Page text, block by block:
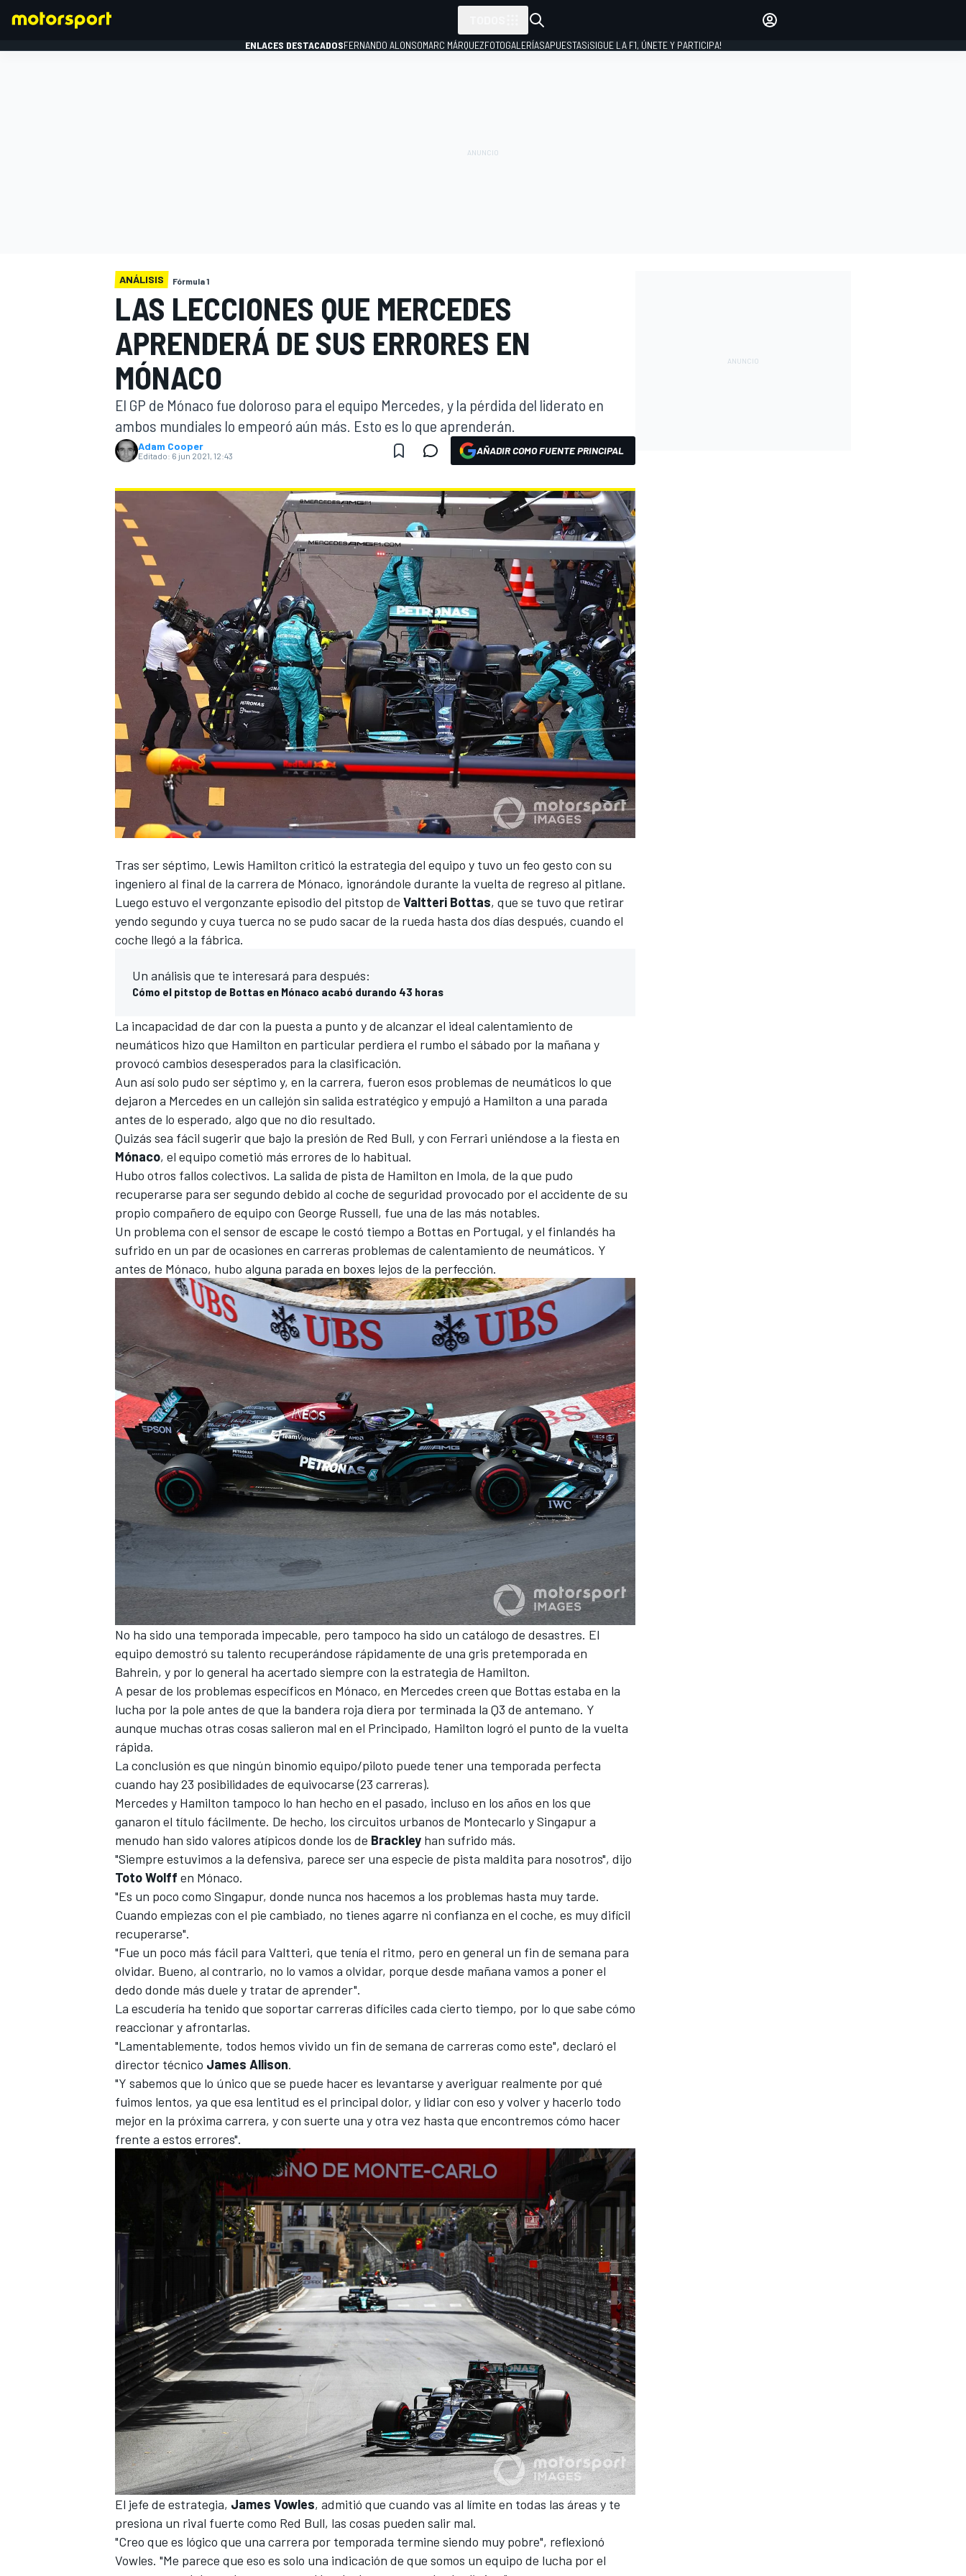
INDYCAR
FÓRMULA E
MÁS CATEGORÍAS
ENLACES DESTACADOSFERNANDO ALONSOMARC MÁRQUEZFOTOGALERÍASAPUESTAS¡SIGUE LA F1, ÚNETE Y PARTICIPA!
ANÁLISIS Fórmula 1
LAS LECCIONES QUE MERCEDES
APRENDERÁ DE SUS ERRORES EN
MÓNACO
El GP de Mónaco fue doloroso para el equipo Mercedes, y la pérdida del liderato en
ambos mundiales lo empeoró aún más. Esto es lo que aprenderán.
Adam Cooper
Editado: 6 jun 2021, 12:43 AÑADIR COMO FUENTE PRINCIPAL
Tras ser séptimo, Lewis Hamilton criticó la estrategia del equipo y tuvo un feo gesto con su
ingeniero al final de la carrera de Mónaco, ignorándole durante la vuelta de regreso al pitlane.
Luego estuvo el vergonzante episodio del pitstop de Valtteri Bottas, que se tuvo que retirar
yendo segundo ycuya tuerca no se pudo sacar de la rueda hasta dos días después, cuando el
coche llegó a la fábrica.
Un análisis que te interesará para después:
Cómo el pitstop de Bottas en Mónaco acabó durando 43 horas
La incapacidad de dar con la puesta a punto y de alcanzar el ideal calentamiento de
neumáticos hizo que Hamilton en particular perdiera el rumbo el sábado por la mañana y
provocó cambios desesperados para la clasificación.
Aun así solo pudo ser séptimo y, en la carrera, fueron esos problemas de neumáticos lo que
dejaron a Mercedes en un callejón sin salida estratégico y empujó a Hamilton a una parada
antes de lo esperado, algo que no dio resultado.
Quizás sea fácil sugerir que bajo la presión de Red Bull, y con Ferrari uniéndose a la fiesta en
Mónaco, el equipo cometió más errores de lo habitual.
Hubo otros fallos colectivos. La salida de pista de Hamilton en Imola, de la que pudo
recuperarse para ser segundo debido al coche de seguridad provocado porel accidente de su
propio compañero de equipo con George Russell, fue una de las más notables.
Un problema con el sensor de escape le costó tiempo a Bottas en Portugal, y el finlandés ha
sufrido en un par de ocasiones en carreras problemas de calentamiento de neumáticos. Y
antes de Mónaco, hubo alguna parada en boxes lejos de la perfección.
No ha sido una temporada impecable, pero tampoco ha sido un catálogo de desastres. El
equipo demostró su talento recuperándose rápidamente de una gris pretemporada en
Bahrein, y por lo general ha acertado siempre con la estrategia de Hamilton.
A pesar de los problemas específicos en Mónaco, en Mercedes creen que Bottas estaba en la
lucha por la pole antes de que la bandera roja diera por terminada la Q3 de antemano. Y
aunque muchas otras cosas salieron mal en el Principado, Hamilton logró el punto de la vuelta
rápida.
La conclusión es que ningún binomio equipo/piloto puede tener una temporada perfecta
cuando hay 23 posibilidades de equivocarse (23 carreras).
Mercedes y Hamilton tampoco lo han hecho en el pasado, incluso en los años en los que
ganaron el título fácilmente. De hecho, los circuitos urbanos de Montecarlo ySingapura
menudo han sido valores atípicos donde los de Brackley han sufrido más.
"Siempre estuvimos a la defensiva, parece ser una especie de pista maldita para nosotros", dijo
Toto Wolff en Mónaco.
"Es un poco como Singapur, donde nunca nos hacemos a los problemas hasta muy tarde.
Cuando empiezas con el pie cambiado, no tienes agarre ni confianza en el coche, es muy difícil
recuperarse".
"Fue un poco más fácil para Valtteri, que tenía el ritmo, pero en general un fin de semana para
olvidar. Bueno, al contrario, no lo vamos a olvidar, porque desde mañana vamos a poner el
dedo donde más duele y tratar de aprender".
La escudería ha tenido que soportar carreras difíciles cada cierto tiempo, por lo que sabe cómo
reaccionar y afrontarlas.
"Lamentablemente, todos hemos vivido un fin de semana de carreras como este", declaró el
director técnico James Allison.
"Y sabemos que lo único que se puede hacer es levantarse y averiguar realmente por qué
fuimos lentos, ya que esa lentitud es el principal dolor, y lidiar con eso y volver y hacerlo todo
mejor en la próxima carrera, y con suerte una y otra vez hasta que encontremos cómo hacer
frente a estos errores".
El jefe de estrategia, James Vowles, admitió que cuando vas al límite en todas las áreas y te
presiona un rival fuerte como Red Bull, las cosas pueden salir mal.
"Creo que es lógico que una carrera por temporada termine siendo muy pobre", reflexionó
Vowles. "Me parece que eso es solo una indicación de que somos un equipo de lucha por el